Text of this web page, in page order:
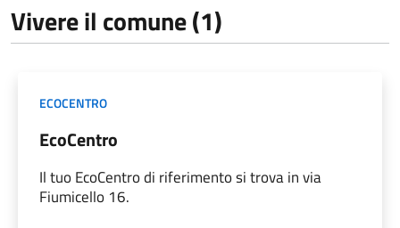
Vivere il comune (1)
ECOCENTRO
EcoCentro
Il tuo EcoCentro di riferimento si trova in via
Fiumicello 16.